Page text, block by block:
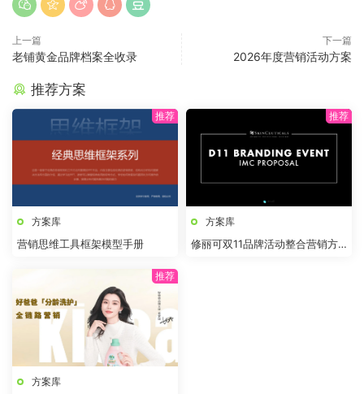
上一篇
老铺黄金品牌档案全收录
下一篇
2026年度营销活动方案
推荐方案
方案库
营销思维工具框架模型手册
方案库
修丽可双11品牌活动整合营销方
方案库